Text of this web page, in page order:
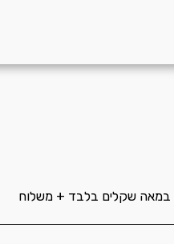
שקלים בלבד + משלוח